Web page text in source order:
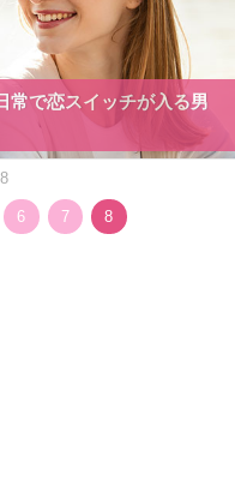
常で恋スイッチが入る男
6 7 8